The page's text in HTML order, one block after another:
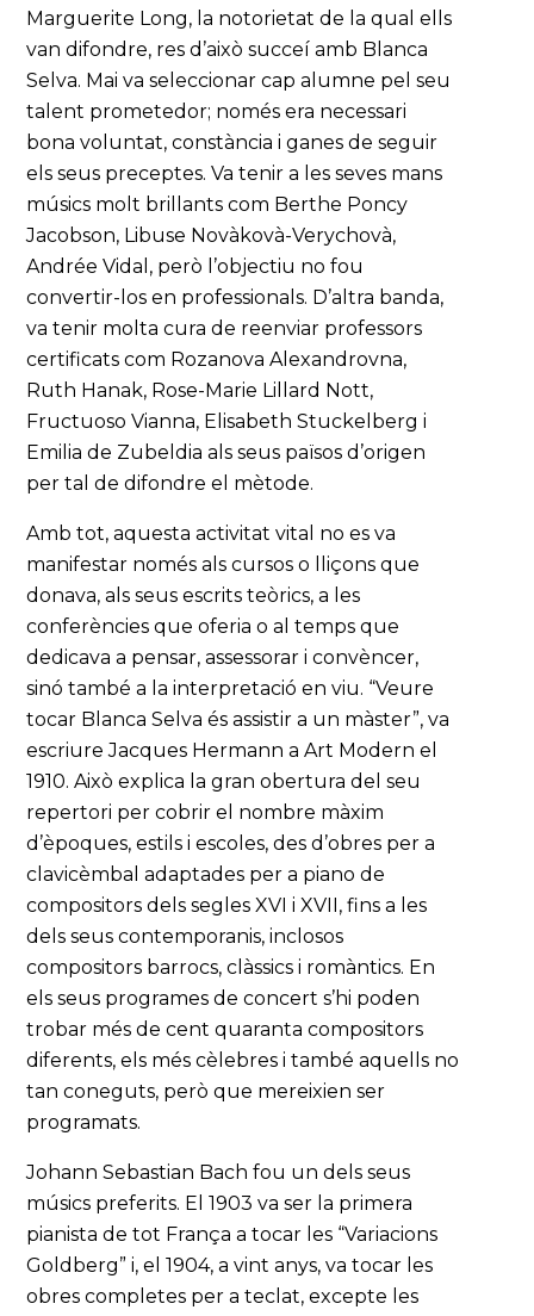
Marguerite Long, la notorietat de la qual ells
van difondre, res d’això succeí amb Blanca
Selva. Mai va seleccionar cap alumne pel seu
talent prometedor; només era necessari
bona voluntat, constància i ganes de seguir
els seus preceptes. Va tenir a les seves mans
músics molt brillants com Berthe Poncy
Jacobson, Libuse Novàkovà-Verychovà,
Andrée Vidal, però l’objectiu no fou
convertir-los en professionals. D’altra banda,
va tenir molta cura de reenviar professors
certificats com Rozanova Alexandrovna,
Ruth Hanak, Rose-Marie Lillard Nott,
Fructuoso Vianna, Elisabeth Stuckelberg i
Emilia de Zubeldia als seus països d’origen
per tal de difondre el mètode.
Amb tot, aquesta activitat vital no es va
manifestar només als cursos o lliçons que
donava, als seus escrits teòrics, a les
conferències que oferia o al temps que
dedicava a pensar, assessorar i convèncer,
sinó també a la interpretació en viu. “Veure
tocar Blanca Selva és assistir a un màster”, va
escriure Jacques Hermann a Art Modern el
1910. Això explica la gran obertura del seu
repertori per cobrir el nombre màxim
d’èpoques, estils i escoles, des d’obres per a
clavicèmbal adaptades per a piano de
compositors dels segles XVI i XVII, fins a les
dels seus contemporanis, inclosos
compositors barrocs, clàssics i romàntics. En
els seus programes de concert s’hi poden
trobar més de cent quaranta compositors
diferents, els més cèlebres i també aquells no
tan coneguts, però que mereixien ser
programats.
Johann Sebastian Bach fou un dels seus
músics preferits. El 1903 va ser la primera
pianista de tot França a tocar les “Variacions
Goldberg” i, el 1904, a vint anys, va tocar les
obres completes per a teclat, excepte les